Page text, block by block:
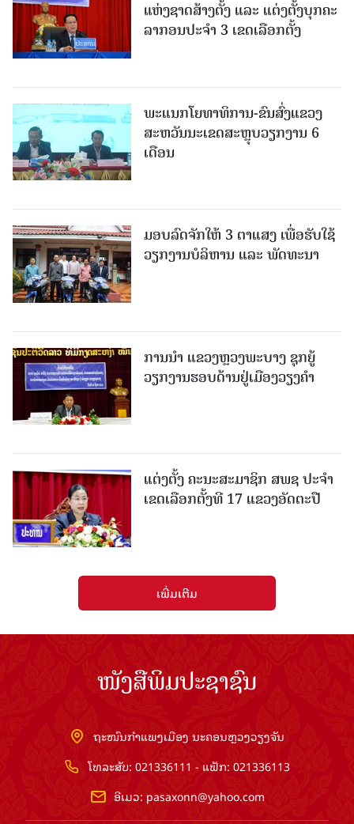
ແຫ່ງຊາດສ້າງຕັ້ງ ແລະ ແຕ່ງຕັ້ງບຸກຄະ
ລາກອນປະຈໍາ 3 ເຂດເລືອກຕັ້ງ
ພະແນກໂຍທາທິການ-ຂົນສົ່ງແຂວງ
ສະຫວັນນະເຂດສະຫຼຸບວຽກງານ 6
ເດືອນ
ມອບລົດຈັກໃຫ້ 3 ຕາແສງ ເພື່ອຮັບໃຊ້
ວຽກງານບໍລິຫານ ແລະ ພັດທະນາ
ການນຳ ແຂວງຫຼວງພະບາງ ຊຸກຍູ້
ວຽກງານຮອບດ້ານຢູ່ເມືອງວຽງຄໍາ
ແຕ່ງຕັ້ງ ຄະນະສະມາຊິກ ສພຊ ປະຈຳ
ເຂດເລືອກຕັ້ງທີ 17 ແຂວງອັດຕະປື
ເພີ່ມເຕີມ
ໜັງສືພິມປະຊາຊົນ
ຖະໜົນກຳແພງເມືອງ ນະຄອນຫຼວງວຽງຈັນ
ໂທລະສັບ: 021336111 - ແຟັກ: 021336113
ອີເມວ: pasaxonn@yahoo.com